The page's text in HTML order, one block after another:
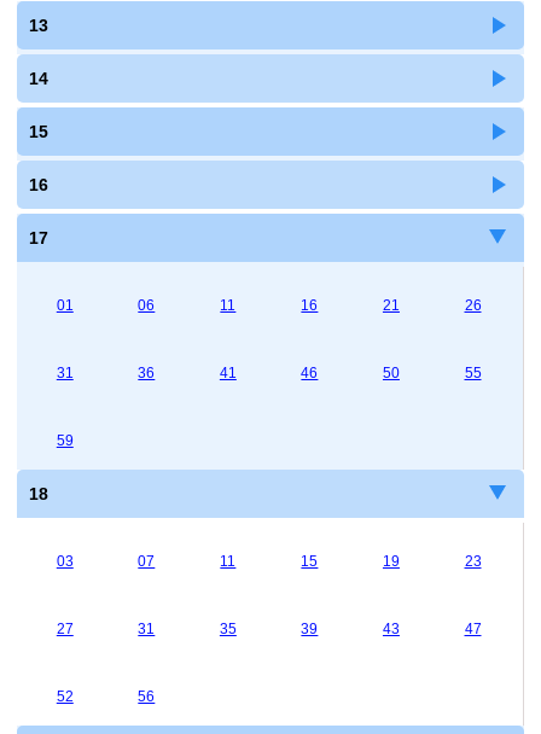
13
14
15
16
17
01 06 11 16 21 26
31 36 41 46 50 55
59
18
03 07 11 15 19 23
27 31 35 39 43 47
52 56